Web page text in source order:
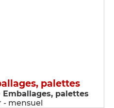
palettes
palettes
- mensuel